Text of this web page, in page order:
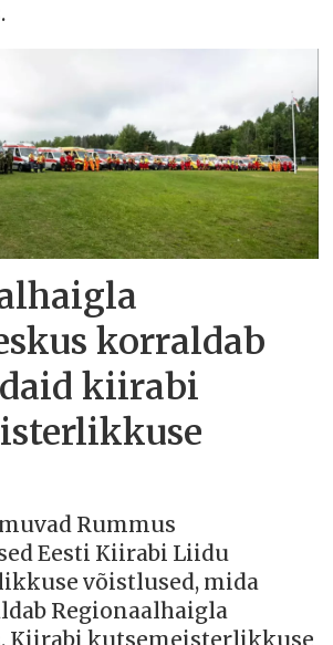
korraldab
kiirabi
Rummus
Eesti Kiirabi Liidu
võistlused, mida
Regionaalhaigla
Kiirabi kutsemeisterlikkuse